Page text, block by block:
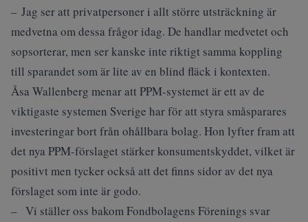
– Jag ser att privatpersoner i allt större utsträckning är
medvetna om dessa frågor idag. De handlar medvetet och
sopsorterar, men ser kanske inte riktigt samma koppling
till sparandet som är lite av en blind fläck i kontexten.
Åsa Wallenberg menar att PPM-systemet är ett av de
viktigaste systemen Sverige har för att styra småsparares
investeringar bort från ohållbara bolag. Hon lyfter fram att
det nya PPM-förslaget stärker konsumentskyddet, vilket är
positivt men tycker också att det finns sidor av det nya
förslaget som inte är godo.
– Vi ställer oss bakom Fondbolagens Förenings svar